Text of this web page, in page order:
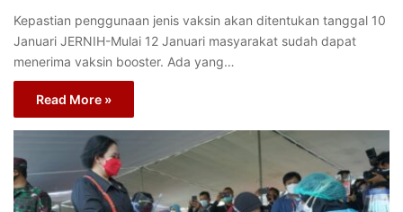
Kepastian penggunaan jenis vaksin akan ditentukan tanggal 10
Januari JERNIH-Mulai 12 Januari masyarakat sudah dapat
menerima vaksin booster. Ada yang…
Read More »